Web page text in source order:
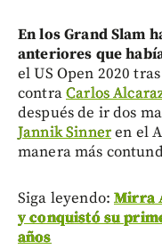
En los Grand Slam
anteriores que
el US Open 2020
contraCarlos
después de ir dos
Jannik Sinneren el
manera más
Siga leyendo: Mirra
y conquistó su
años